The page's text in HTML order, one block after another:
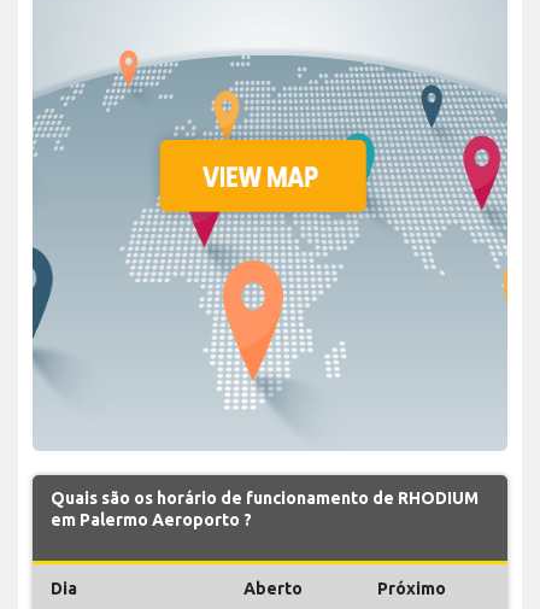
Quais são os horário de funcionamento de RHODIUM
em Palermo Aeroporto ?
Dia Aberto Próximo